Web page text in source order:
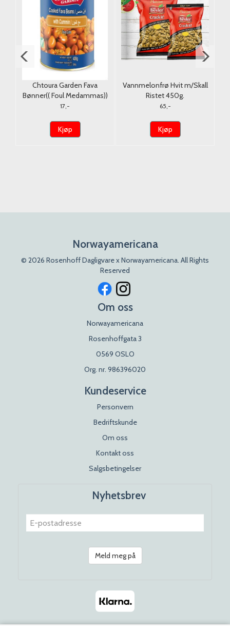
Chtoura Garden Fava
Bønner(( Foul Medammas))
m/Cumin 400g.
17,-
Kjøp
Vannmelonfrø Hvit m/Skall
Ristet 450g.
65,-
Kjøp
Norwayamericana
© 2026 Rosenhoff Dagligvare x Norwayamericana. All Rights
Reserved
Om oss
Norwayamericana
Rosenhoffgata 3
0569 OSLO
Org. nr. 986396020
Kundeservice
Personvern
Bedriftskunde
Om oss
Kontakt oss
Salgsbetingelser
Nyhetsbrev
Meld meg på